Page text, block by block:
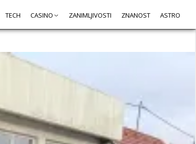
TECH CASINO ZANIMLJIVOSTI ZNANOST ASTRO